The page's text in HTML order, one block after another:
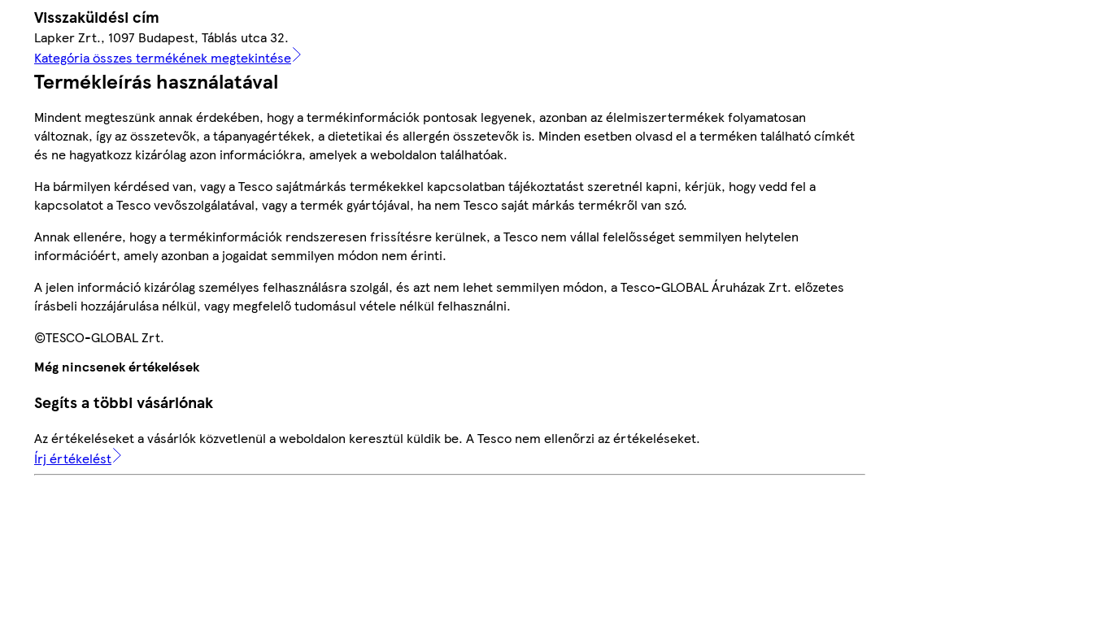
Visszaküldési cím
Lapker Zrt., 1097 Budapest, Táblás utca 32.
Kategória összes termékének megtekintése
Termékleírás használatával
Mindent megteszünk annak érdekében, hogy a termékinformációk pontosak legyenek, azonban az élelmiszertermékek folyamatosan
változnak, így az összetevők, a tápanyagértékek, a dietetikai és allergén összetevők is. Minden esetben olvasd el a terméken található címkét
és ne hagyatkozz kizárólag azon információkra, amelyek a weboldalon találhatóak.
Ha bármilyen kérdésed van, vagy a Tesco sajátmárkás termékekkel kapcsolatban tájékoztatást szeretnél kapni, kérjük, hogy vedd fel a
kapcsolatot a Tesco vevőszolgálatával, vagy a termék gyártójával, ha nem Tesco saját márkás termékről van szó.
Annak ellenére, hogy a termékinformációk rendszeresen frissítésre kerülnek, a Tesco nem vállal felelősséget semmilyen helytelen
információért, amely azonban a jogaidat semmilyen módon nem érinti.
A jelen információ kizárólag személyes felhasználásra szolgál, és azt nem lehet semmilyen módon, a Tesco-GLOBAL Áruházak Zrt. előzetes
írásbeli hozzájárulása nélkül, vagy megfelelő tudomásul vétele nélkül felhasználni.
©TESCO-GLOBAL Zrt.
Még nincsenek értékelések
Segíts a többi vásárlónak
Az értékeléseket a vásárlók közvetlenül a weboldalon keresztül küldik be. A Tesco nem ellenőrzi az értékeléseket.
Írj értékelést